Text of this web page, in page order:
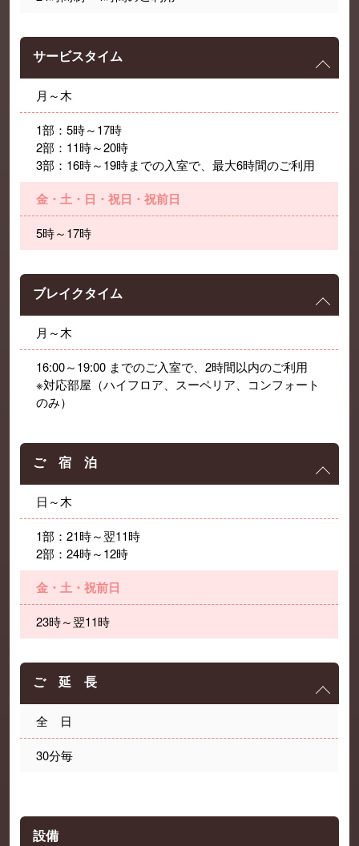
サービスタイム
月～木
1部：5時～17時
2部：11時～20時
3部：16時～19時までの入室で、最大6時間のご利用
金・土・日・祝日・祝前日
5時～17時
ブレイクタイム
月～木
16:00～19:00 までのご入室で、2時間以内のご利用
※対応部屋（ハイフロア、スーペリア、コンフォート
のみ）
ご 宿 泊
日～木
1部：21時～翌11時
2部：24時～12時
金・土・祝前日
23時～翌11時
ご 延 長
全 日
30分毎
設備